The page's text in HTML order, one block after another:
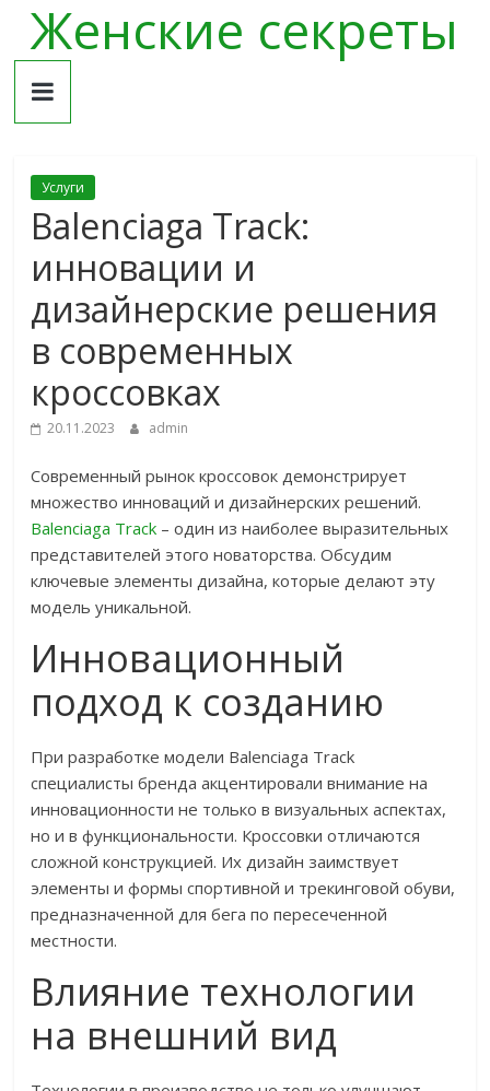
Skip
content
Женские секреты
Услуги
Balenciaga Track:
инновации и
дизайнерские решения
в современных
кроссовках
20.11.2023 admin
Современный рынок кроссовок демонстрирует
множество инноваций и дизайнерских решений.
Balenciaga Track – один из наиболее выразительных
представителей этого новаторства. Обсудим
ключевые элементы дизайна, которые делают эту
модель уникальной.
Инновационный
подход к созданию
При разработке модели Balenciaga Track
специалисты бренда акцентировали внимание на
инновационности не только в визуальных аспектах,
но и в функциональности. Кроссовки отличаются
сложной конструкцией. Их дизайн заимствует
элементы и формы спортивной и трекинговой обуви,
предназначенной для бега по пересеченной
местности.
Влияние технологии
на внешний вид